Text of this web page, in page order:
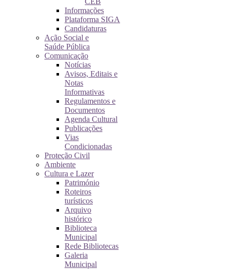
Informações
Plataforma SIGA
Candidaturas
Ação Social e
Saúde Pública
Comunicação
Notícias
Avisos, Editais e
Notas
Informativas
Regulamentos e
Documentos
Agenda Cultural
Publicações
Vias
Condicionadas
Proteção Civil
Ambiente
Cultura e Lazer
Património
Roteiros
turísticos
Arquivo
histórico
Biblioteca
Municipal
Rede Bibliotecas
Galeria
Municipal